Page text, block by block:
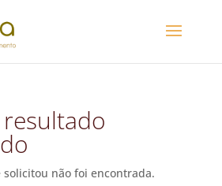
solicitou não foi encontrada.